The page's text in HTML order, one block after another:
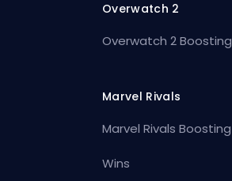
Overwatch 2
Overwatch 2 Boosting
Marvel Rivals
Marvel Rivals Boosting
Wins